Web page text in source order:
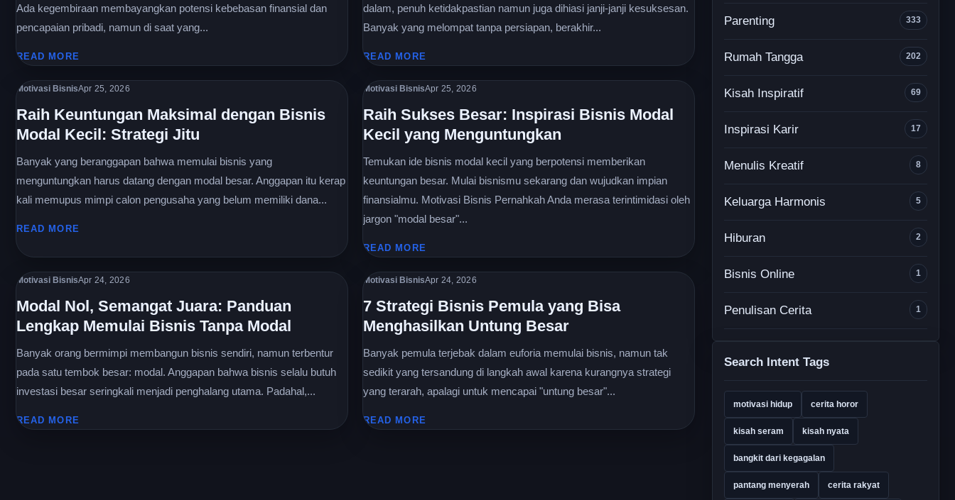
Ada kegembiraan membayangkan potensi kebebasan finansial dan
pencapaian pribadi, namun di saat yang...
READ MORE
dalam, penuh ketidakpastian namun juga dihiasi janji-janji kesuksesan.
Banyak yang melompat tanpa persiapan, berakhir...
READ MORE
Motivasi BisnisApr 25, 2026
Raih Keuntungan Maksimal dengan Bisnis
Modal Kecil: Strategi Jitu
Banyak yang beranggapan bahwa memulai bisnis yang
menguntungkan harus datang dengan modal besar. Anggapan itu kerap
kali memupus mimpi calon pengusaha yang belum memiliki dana...
READ MORE
Motivasi BisnisApr 25, 2026
Raih Sukses Besar: Inspirasi Bisnis Modal
Kecil yang Menguntungkan
Temukan ide bisnis modal kecil yang berpotensi memberikan
keuntungan besar. Mulai bisnismu sekarang dan wujudkan impian
finansialmu. Motivasi Bisnis Pernahkah Anda merasa terintimidasi oleh
jargon "modal besar"...
READ MORE
Motivasi BisnisApr 24, 2026
Modal Nol, Semangat Juara: Panduan
Lengkap Memulai Bisnis Tanpa Modal
Banyak orang bermimpi membangun bisnis sendiri, namun terbentur
pada satu tembok besar: modal. Anggapan bahwa bisnis selalu butuh
investasi besar seringkali menjadi penghalang utama. Padahal,...
READ MORE
Motivasi BisnisApr 24, 2026
7 Strategi Bisnis Pemula yang Bisa
Menghasilkan Untung Besar
Banyak pemula terjebak dalam euforia memulai bisnis, namun tak
sedikit yang tersandung di langkah awal karena kurangnya strategi
yang terarah, apalagi untuk mencapai "untung besar"...
READ MORE
Parenting 333
Rumah Tangga 202
Kisah Inspiratif 69
Inspirasi Karir 17
Menulis Kreatif 8
Keluarga Harmonis 5
Hiburan 2
Bisnis Online 1
Penulisan Cerita 1
Search Intent Tags
motivasi hidup cerita horor
kisah seram kisah nyata
bangkit dari kegagalan
pantang menyerah cerita rakyat